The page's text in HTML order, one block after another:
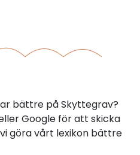
bättre på Skyttegrav?
Google för att skicka
göra vårt lexikon bättre